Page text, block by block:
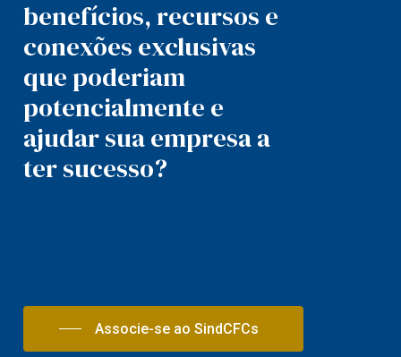
benefícios, recursos e
conexões exclusivas
que poderiam
potencialmente e
ajudar sua empresa a
ter sucesso?
Associe-se ao SindCFCs